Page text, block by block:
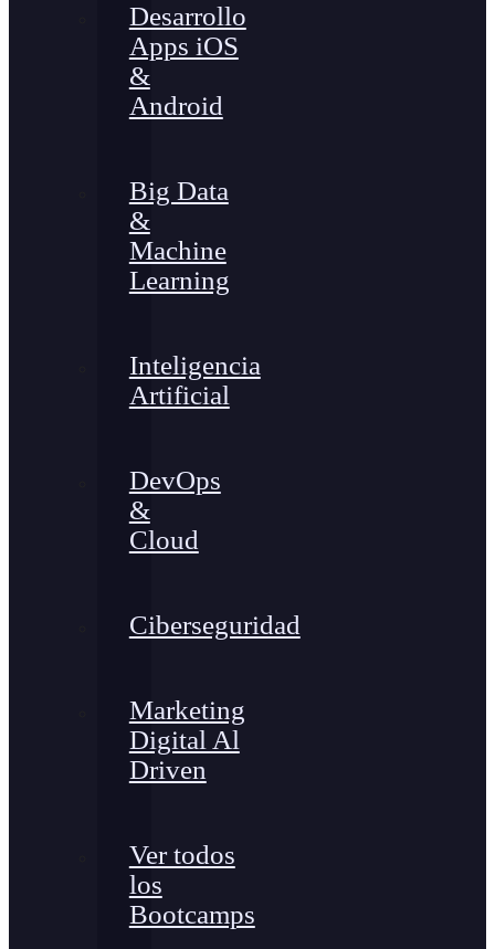
Desarrollo
Apps iOS
&
Android
Big Data
&
Machine
Learning
Inteligencia
Artificial
DevOps
&
Cloud
Ciberseguridad
Marketing
Digital Al
Driven
Ver todos
los
Bootcamps